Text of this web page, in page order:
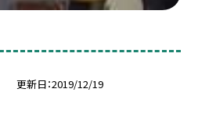
更新日 2019/12/19